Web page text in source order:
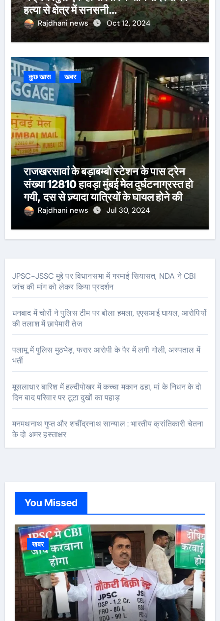
हत्या से क्षेत्र में सनसनी…
Rajdhani news Oct 12, 2024
कुछ खास खबर
राजखरसावां के बड़ाबम्बो स्टेशन के पास ट्रेन
संख्या 12810 हावड़ा मुंबई मेल दुर्घटनाग्रस्त हो
गयी, दस से ज़्यादा यात्रियों के घायल होने की
खबर।सरायकेला के वरीय पदाधिकारी
Rajdhani news Jul 30, 2024
JPSC-JSSC मुद्दे पर विधानसभा में गरमाई सियासत, NDA ने CBI
जांच की मांग को लेकर किया प्रदर्शन
धनबाद में चोरों ने पुलिस टीम पर बोला हमला, एएसआई घायल, आरोपियों
की तलाश में छापेमारी तेज
पलामू में पुलिस मुठभेड़, फरार आरोपी के पैर में लगी गोली, अस्पताल में
भर्ती
मूसलाधार बारिश में हल्दीपोखर में कच्चा मकान ढहा, मां के निधन के दो
दिन बाद परिवार पर टूटा दुखों का पहाड़
मनमथनाथ गुप्त और शचींद्रनाथ सान्याल : भारतीय क्रांतिकारी चेतना
के दो अमर हस्ताक्षर
You Missed
खबर